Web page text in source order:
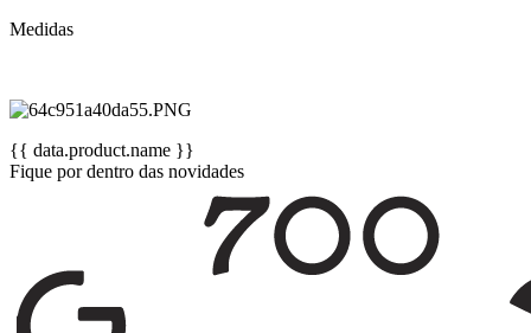
Medidas
{{ data.product.name }}
Fique por dentro das novidades